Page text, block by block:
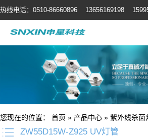
热线电话：0510-86660896 13656169198
您现在的位置： 首页 » 产品中心 » 紫外线杀菌
ZW55D15W-Z925 UV灯管